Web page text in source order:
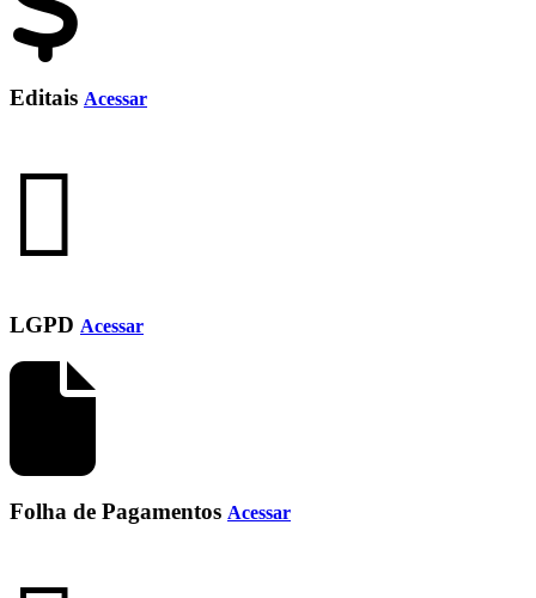
Editais Acessar
LGPD Acessar
Folha de Pagamentos Acessar